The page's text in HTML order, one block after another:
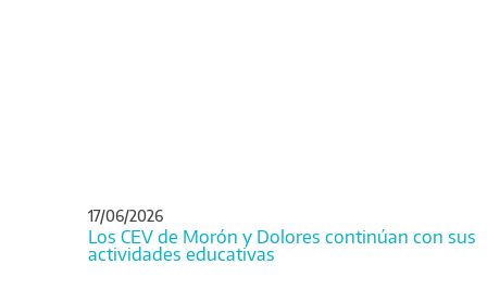
17/06/2026
Los CEV de Morón y Dolores continúan con sus
actividades educativas